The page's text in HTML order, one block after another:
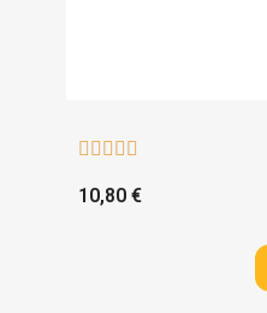
    
10,80 €